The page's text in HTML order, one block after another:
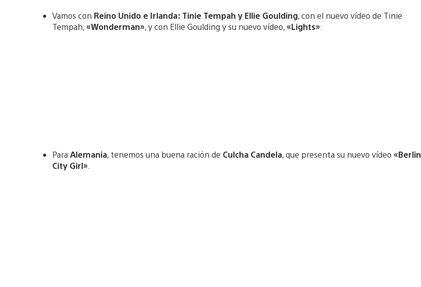
Vamos con Reino Unido e Irlanda: Tinie Tempah y Ellie Goulding, con el nuevo vídeo de Tinie
Tempah, «Wonderman», y con Ellie Goulding y su nuevo vídeo, «Lights»
Para Alemania, tenemos una buena ración de Culcha Candela, que presenta su nuevo vídeo «Berlin
City Girl»